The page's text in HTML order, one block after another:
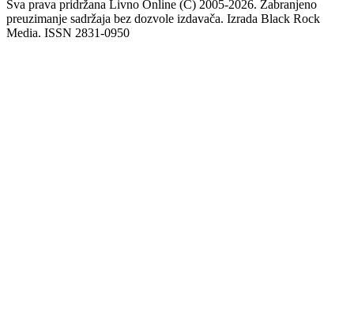
Sva prava pridržana Livno Online (C) 2005-2026. Zabranjeno
preuzimanje sadržaja bez dozvole izdavača. Izrada Black Rock
Media. ISSN 2831-0950